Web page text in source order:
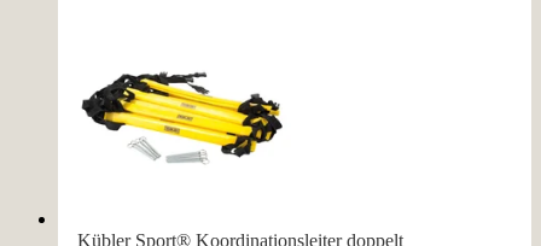
Kübler Sport® Koordinationsleiter doppelt